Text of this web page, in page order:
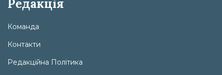
Редакція
Команда
Контакти
Редакційна Політика